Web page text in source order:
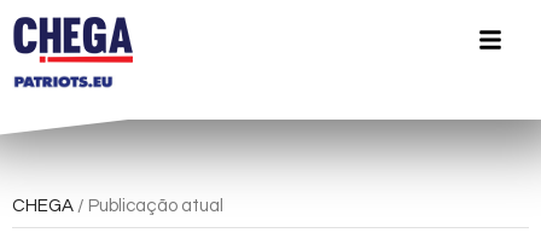
CHEGA / Publicação atual